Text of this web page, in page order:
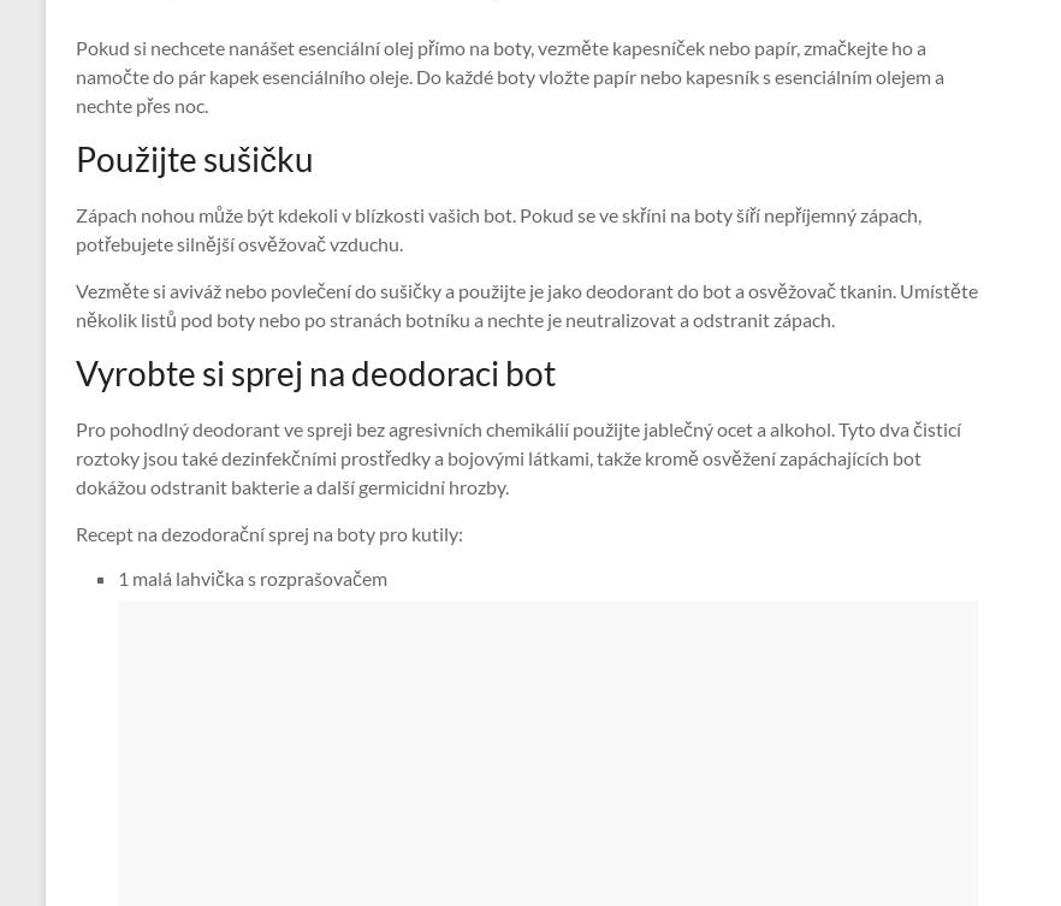
Pokud si nechcete nanášet esenciální olej přímo na boty, vezměte kapesníček nebo papír, zmačkejte ho a
namočte do pár kapek esenciálního oleje. Do každé boty vložte papír nebo kapesník s esenciálním olejem a
nechte přes noc.
Použijte sušičku
Zápach nohou může být kdekoli v blízkosti vašich bot. Pokud se ve skříni na boty šíří nepříjemný zápach,
potřebujete silnější osvěžovač vzduchu.
Vezměte si aviváž nebo povlečení do sušičky a použijte je jako deodorant do bot a osvěžovač tkanin. Umístěte
několik listů pod boty nebo po stranách botníku a nechte je neutralizovat a odstranit zápach.
Vyrobte si sprej na deodoraci bot
Pro pohodlný deodorant ve spreji bez agresivních chemikálií použijte jablečný ocet a alkohol. Tyto dva čisticí
roztoky jsou také dezinfekčními prostředky a bojovými látkami, takže kromě osvěžení zapáchajících bot
dokážou odstranit bakterie a další germicidní hrozby.
Recept na dezodorační sprej na boty pro kutily:
1 malá lahvička s rozprašovačem